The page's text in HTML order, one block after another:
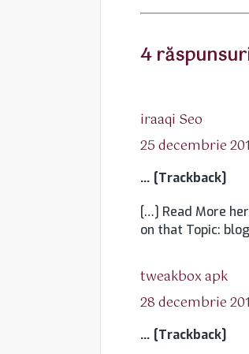
4
iraaqi Seo
25 decembrie
… [Trackback]
[…] Read More
on that Topic:
tweakbox apk
28 decembrie
… [Trackback]